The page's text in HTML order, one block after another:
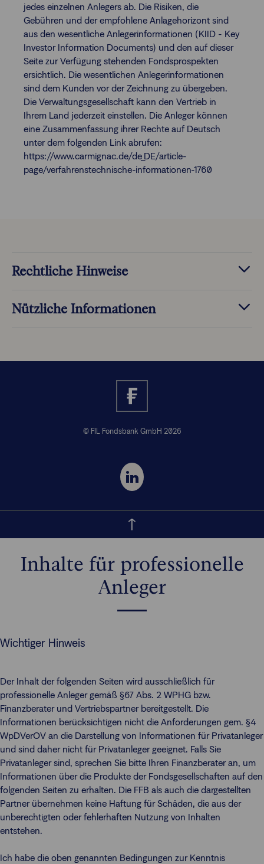
jedes einzelnen Anlegers ab. Die Risiken, die
Gebühren und der empfohlene Anlagehorizont sind
aus den wesentliche Anlegerinformationen (KIID - Key
Investor Information Documents) und den auf dieser
Seite zur Verfügung stehenden Fondsprospekten
ersichtlich. Die wesentlichen Anlegerinformationen
sind dem Kunden vor der Zeichnung zu übergeben.
Die Verwaltungsgesellschaft kann den Vertrieb in
Ihrem Land jederzeit einstellen. Die Anleger können
eine Zusammenfassung ihrer Rechte auf Deutsch
unter dem folgenden Link abrufen:
https://www.carmignac.de/de_DE/article-
page/verfahrenstechnische-informationen-1760
Rechtliche Hinweise
Nützliche Informationen
© FIL Fondsbank GmbH 2026
Inhalte für professionelle
Anleger
Wichtiger Hinweis
Der Inhalt der folgenden Seiten wird ausschließlich für
professionelle Anleger gemäß §67 Abs. 2 WPHG bzw.
Finanzberater und Vertriebspartner bereitgestellt. Die
Informationen berücksichtigen nicht die Anforderungen gem. §4
WpDVerOV an die Darstellung von Informationen für Privatanleger
und sind daher nicht für Privatanleger geeignet. Falls Sie
Privatanleger sind, sprechen Sie bitte Ihren Finanzberater an, um
Informationen über die Produkte der Fondsgesellschaften auf den
folgenden Seiten zu erhalten. Die FFB als auch die dargestellten
Partner übernehmen keine Haftung für Schäden, die aus der
unberechtigten oder fehlerhaften Nutzung von Inhalten
entstehen.
Ich habe die oben genannten Bedingungen zur Kenntnis